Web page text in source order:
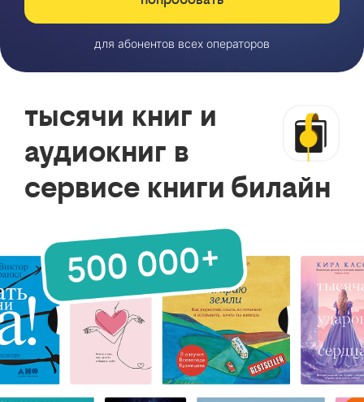
для абонентов всех операторов
тысячи книг и
аудиокниг в
сервисе книги билайн